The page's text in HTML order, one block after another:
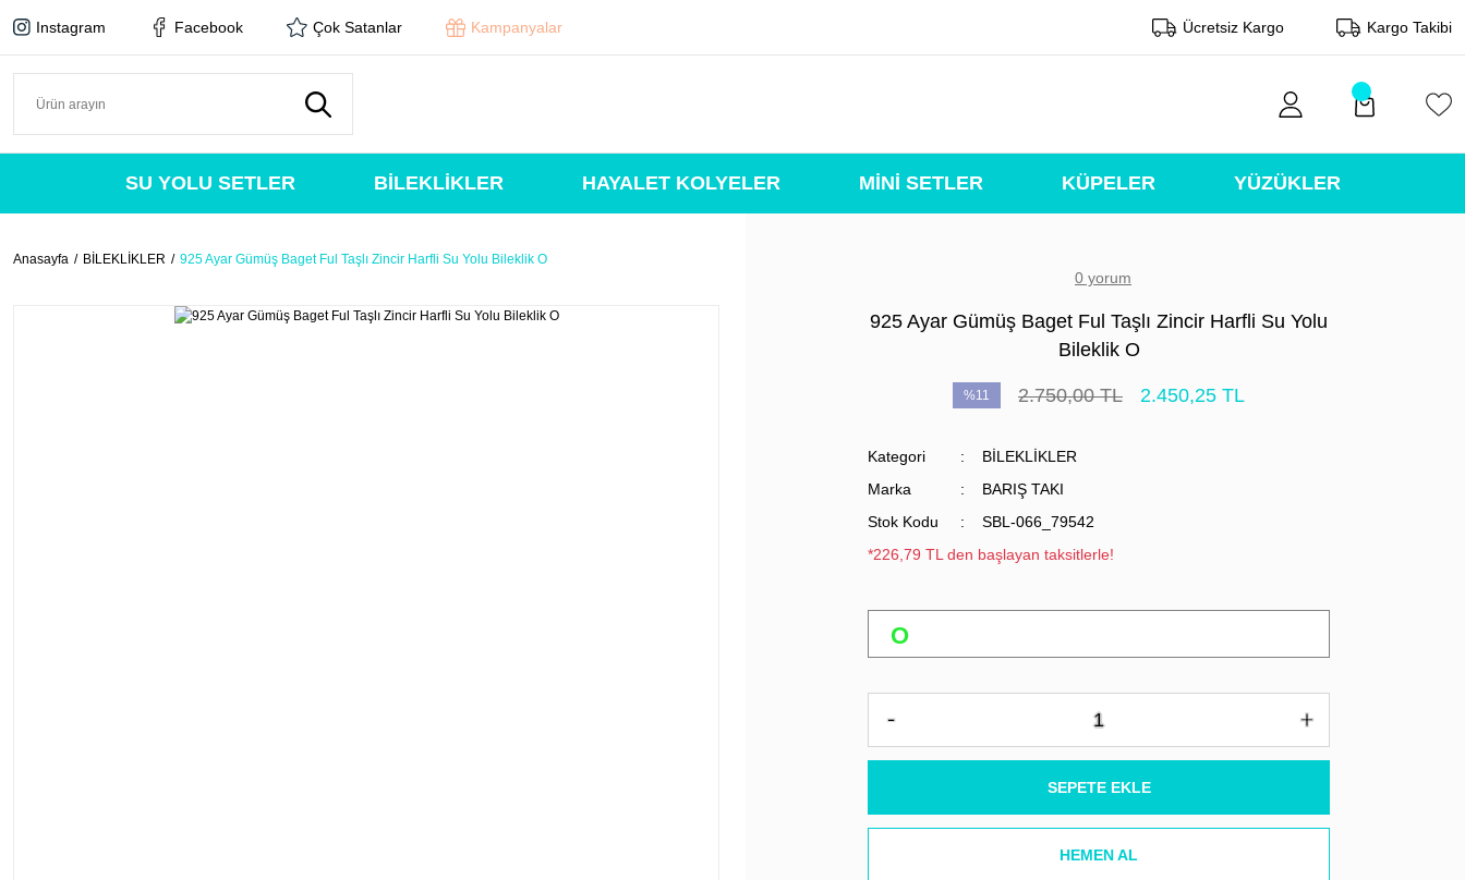
Instagram Facebook Çok Satanlar Kampanyalar Ücretsiz Kargo Kargo Takibi
SU YOLU SETLER BİLEKLİKLER HAYALET KOLYELER MİNİ SETLER KÜPELER YÜZÜKLER
Anasayfa BİLEKLİKLER 925 Ayar Gümüş Baget Ful Taşlı Zincir Harfli Su Yolu Bileklik O
0 yorum
925 Ayar Gümüş Baget Ful Taşlı Zincir Harfli Su Yolu
Bileklik O
%11 2.750,00 TL 2.450,25 TL
Kategori
BİLEKLİKLER
Marka
BARIŞ TAKI
Stok Kodu
SBL-066_79542
*226,79 TL den başlayan taksitlerle!
SEPETE EKLE
HEMEN AL